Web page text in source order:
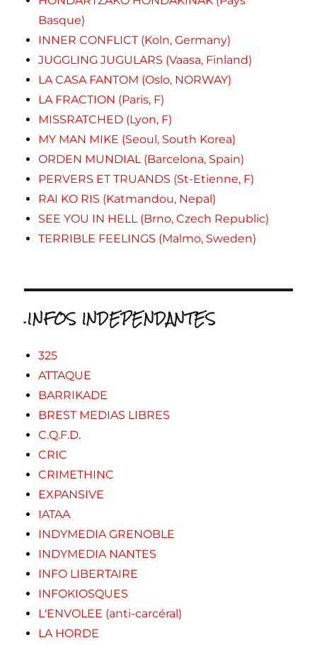
Basque)
INNER CONFLICT (Koln, Germany)
JUGGLING JUGULARS (Vaasa, Finland)
LA CASA FANTOM (Oslo, NORWAY)
LA FRACTION (Paris, F)
MISSRATCHED (Lyon, F)
MY MAN MIKE (Seoul, South Korea)
ORDEN MUNDIAL (Barcelona, Spain)
PERVERS ET TRUANDS (St-Etienne, F)
RAI KO RIS (Katmandou, Nepal)
SEE YOU IN HELL (Brno, Czech Republic)
TERRIBLE FEELINGS (Malmo, Sweden)
.INFOS INDEPENDANTES
325
ATTAQUE
BARRIKADE
BREST MEDIAS LIBRES
C.Q.F.D.
CRIC
CRIMETHINC
EXPANSIVE
IATAA
INDYMEDIA GRENOBLE
INDYMEDIA NANTES
INFO LIBERTAIRE
INFOKIOSQUES
L'ENVOLEE (anti-carcéral)
LA HORDE